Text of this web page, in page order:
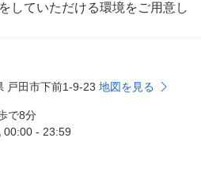
していただける環境をご用意し
戸田市下前1-9-23 地図を見る
で8分
00:00 - 23:59